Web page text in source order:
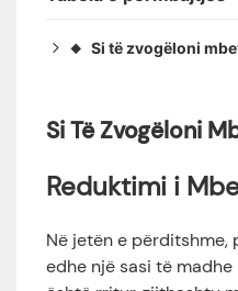
◆ Si të zvogëloni
◆ Strategjia e
Riciklimi i
◆ Vlera
Si Të Zvogëloni
Reduktimi i
Në jetën e përditshme,
edhe një sasi të